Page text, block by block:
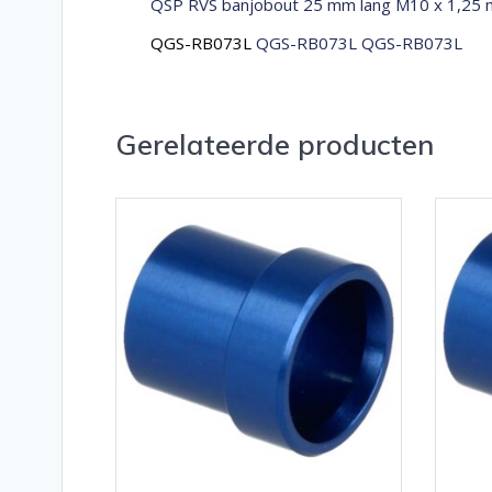
QGS-RB073L QGS-RB073L QGS-RB073L
Gerelateerde producten